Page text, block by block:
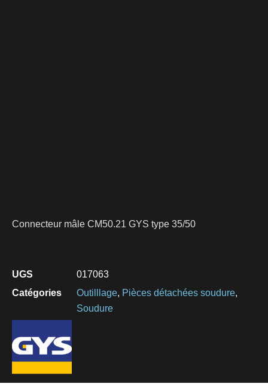
Connecteur mâle CM50.21 GYS type 35/50
UGS
017063
Catégories
Outilllage Pièces détachées soudure
Soudure